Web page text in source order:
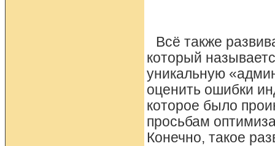
Всё также
который
уникальную
оценить ошибки
которое было
просьбам
Конечно, такое